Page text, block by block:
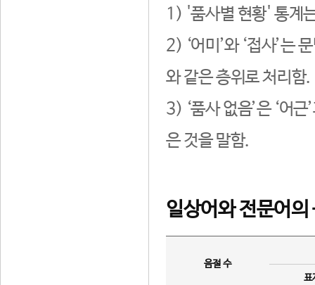
1) '품사별 현황' 통계
2) ‘어미’와 ‘접사’는
와 같은 층위로 처리함.
3) ‘품사 없음’은 ‘어
은 것을 말함.
일상어와 전문어의
음절 수
표